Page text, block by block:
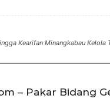
Kearifan Minangkabau Kelola
– Pakar Bidang